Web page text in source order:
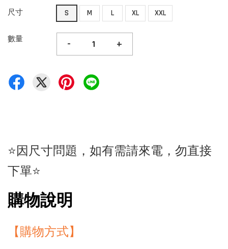
尺寸 S M L XL XXL
數量 - +
⭐因尺寸問題，如有需請來電，勿直接
下單⭐
購物說明
【購物方式】